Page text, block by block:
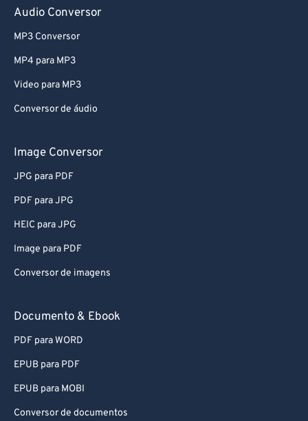
Audio Conversor
MP3 Conversor
MP4 para MP3
Video para MP3
Conversor de áudio
Image Conversor
JPG para PDF
PDF para JPG
HEIC para JPG
Image para PDF
Conversor de imagens
Documento & Ebook
PDF para WORD
EPUB para PDF
EPUB para MOBI
Conversor de documentos